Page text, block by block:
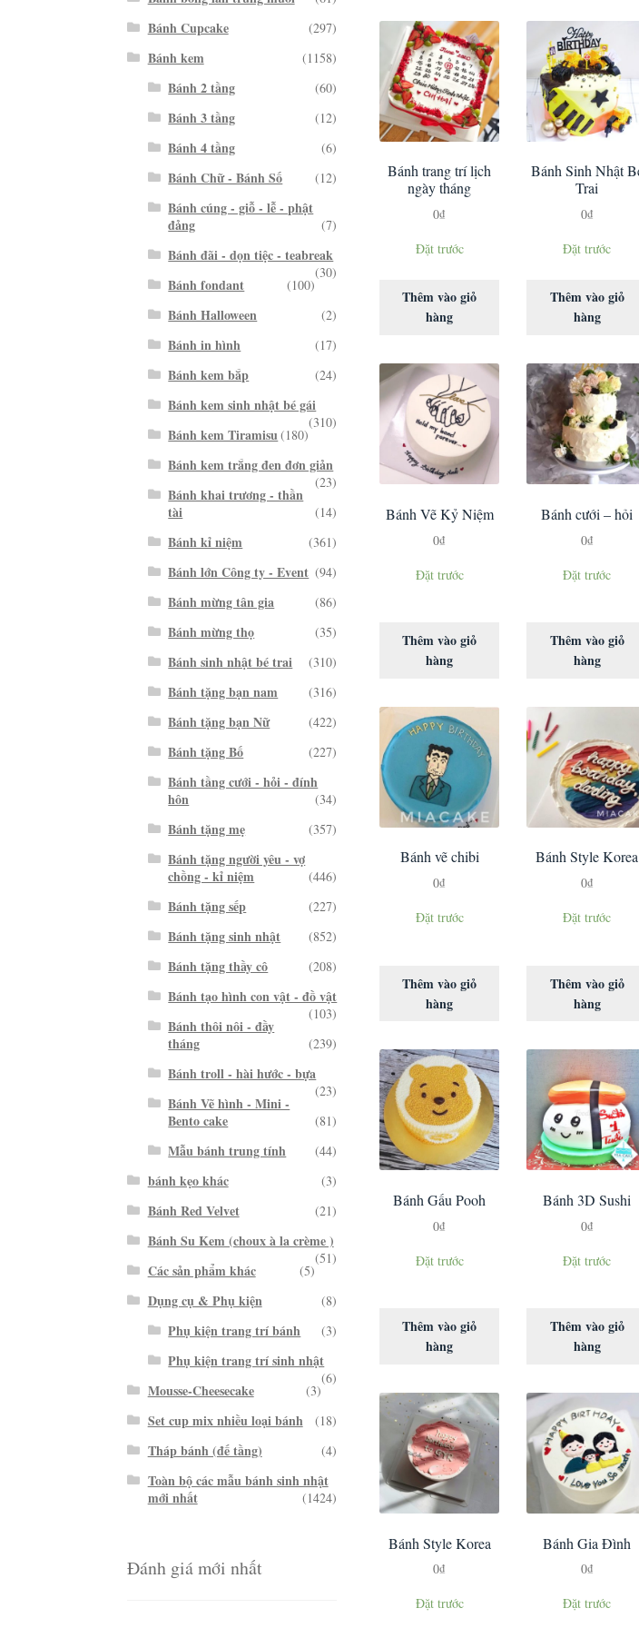
Bánh trang trí lịch
ngày tháng
0₫
Đặt trước
Thêm vào giỏ
hàng
Bánh Sinh Nhật
Trai
0₫
Đặt trước
Thêm vào giỏ
hàng
Bánh Vẽ Kỷ Niệm
0₫
Đặt trước
Thêm vào giỏ
hàng
Bánh cưới – hỏi
0₫
Đặt trước
Thêm vào giỏ
hàng
Bánh vẽ chibi
0₫
Đặt trước
Thêm vào giỏ
hàng
Bánh Style Korea
0₫
Đặt trước
Thêm vào giỏ
hàng
Bánh Gấu Pooh
0₫
Đặt trước
Thêm vào giỏ
hàng
Bánh 3D Sushi
0₫
Đặt trước
Thêm vào giỏ
hàng
Bánh Style Korea
0₫
Đặt trước
Bánh Gia Đình
0₫
Đặt trước
Bánh Cupcake (297)
Bánh kem (1158)
Bánh 2 tầng (60)
Bánh 3 tầng (12)
Bánh 4 tầng (6)
Bánh Chữ - Bánh Số (12)
Bánh cúng - giỗ - lễ - phật
đảng
(7)
Bánh đãi - dọn tiệc - teabreak
(30)
Bánh fondant (100)
Bánh Halloween (2)
Bánh in hình (17)
Bánh kem bắp (24)
Bánh kem sinh nhật bé gái
(310)
Bánh kem Tiramisu(180)
Bánh kem trắng đen đơn giản
(23)
Bánh khai trương - thần
tài
(14)
Bánh kỉ niệm (361)
Bánh lớn Công ty - Event (94)
Bánh mừng tân gia (86)
Bánh mừng thọ (35)
Bánh sinh nhật bé trai (310)
Bánh tặng bạn nam (316)
Bánh tặng bạn Nữ (422)
Bánh tặng Bố (227)
Bánh tầng cưới - hỏi - đính
hôn
(34)
Bánh tặng mẹ (357)
Bánh tặng người yêu - vợ
chồng - kỉ niệm
(446)
Bánh tặng sếp (227)
Bánh tặng sinh nhật (852)
Bánh tặng thầy cô (208)
Bánh tạo hình con vật - đồ vật
(103)
Bánh thôi nôi - đầy
tháng
(239)
Bánh troll - hài hước - bựa
(23)
Bánh Vẽ hình - Mini -
Bento cake
(81)
Mẫu bánh trung tính (44)
bánh kẹo khác (3)
Bánh Red Velvet (21)
Bánh Su Kem (choux à la crème )
(51)
Các sản phẩm khác (5)
Dụng cụ & Phụ kiện (8)
Phụ kiện trang trí bánh (3)
Phụ kiện trang trí sinh nhật
(6)
Mousse-Cheesecake (3)
Set cup mix nhiều loại bánh (18)
Tháp bánh (đế tầng) (4)
Toàn bộ các mẫu bánh sinh nhật
mới nhất
(1424)
Đánh giá mới nhất